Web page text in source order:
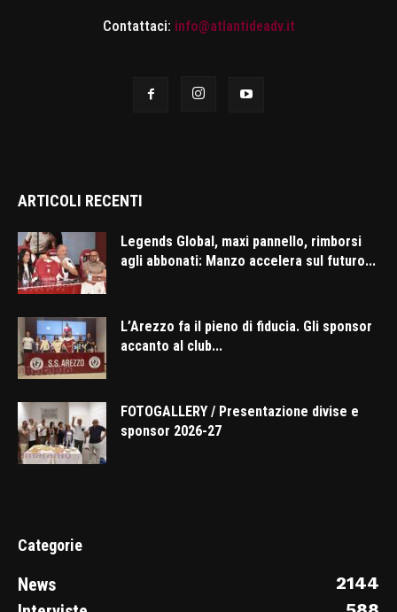
Contattaci: info@atlantideadv.it
ARTICOLI RECENTI
Legends Global, maxi pannello, rimborsi
agli abbonati: Manzo accelera sul futuro...
L’Arezzo fa il pieno di fiducia. Gli sponsor
accanto al club...
FOTOGALLERY / Presentazione divise e
sponsor 2026-27
Categorie
News
2144